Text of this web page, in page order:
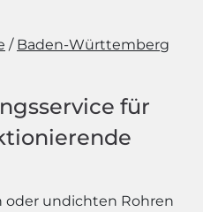
Baden-Württemberg
für
undichten Rohren